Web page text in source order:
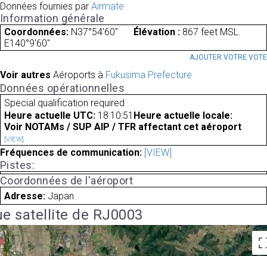
Données fournies par Airmate
Information générale
Coordonnées: N37°54'60"
E140°9'60"
Élévation : 867 feet MSL.
AJOUTER VOTRE VOTE
Voir autres Aéroports à Fukusima Prefecture
Données opérationnelles
Special qualification required
Heure actuelle UTC: 18:10:51 Heure actuelle locale:
Voir NOTAMs / SUP AIP / TFR affectant cet aéroport
[VIEW]
Fréquences de communication: [VIEW]
Pistes:
Coordonnées de l'aéroport
Adresse: Japan
satellite de RJ0003